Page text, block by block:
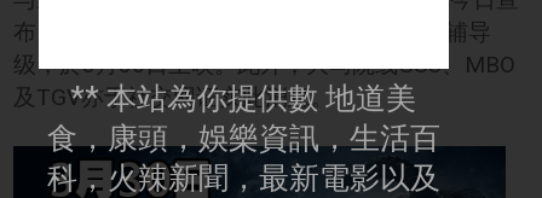
布，最终决定將一刀未剪的版本，並以P13辅导
级，於3月30日上映。此外，大马院线GSC、MBO
及TGV亦于社交网证实此消息。
** 本站為你提供數 地道美
食，康頭，娛樂資訊，生活百
科，火辣新聞，最新電影以及